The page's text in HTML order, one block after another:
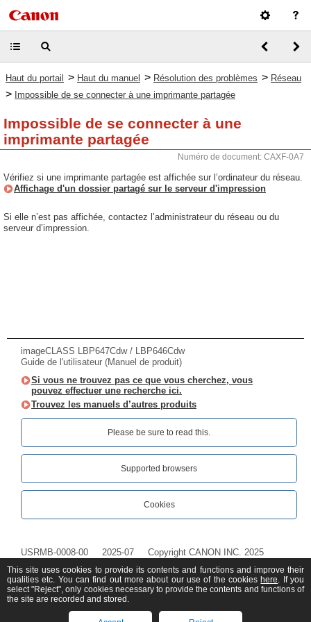
Haut du portail > Haut du manuel > Résolution des problèmes > Réseau
> Impossible de se connecter à une imprimante partagée
Impossible de se connecter à une
imprimante partagée
Numéro de document: CAXF-0A7
Vérifiez si une imprimante partagée est affichée sur l’ordinateur du réseau.
Affichage d'un dossier partagé sur le serveur d'impression
Si elle n’est pas affichée, contactez l’administrateur du réseau ou du
serveur d’impression.
imageCLASS LBP647Cdw / LBP646Cdw
Guide de l'utilisateur (Manuel de produit)
Si vous ne trouvez pas ce que vous cherchez, vous
pouvez effectuer une recherche ici.
Trouvez les manuels d’autres produits
Please be sure to read this.‎
Supported browsers
Cookies
USRMB-0008-00 2025-07 Copyright CANON INC. 2025
This site uses cookies to provide its contents and functions and improve their
qualities etc. You can find out more about our use of the cookies here. If you
select "Reject", only cookies necessary to provide the contents and functions of
the site are recorded and stored.